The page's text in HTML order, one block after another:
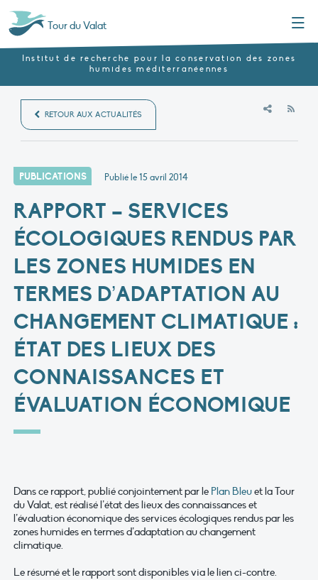
Tour du Valat
Institut de recherche pour la conservation des zones
humides méditerranéennes
RETOUR AUX ACTUALITÉS
PUBLICATIONS Publié le15 avril 2014
RAPPORT – SERVICES
ÉCOLOGIQUES RENDUS PAR
LES ZONES HUMIDES EN
TERMES D’ADAPTATION AU
CHANGEMENT CLIMATIQUE :
ÉTAT DES LIEUX DES
CONNAISSANCES ET
ÉVALUATION ÉCONOMIQUE
Dans ce rapport, publié conjointement par le Plan Bleuet la Tour
du Valat, est réalisé l’état des lieux des connaissances et
l’évaluation économique des services écologiques rendus par les
zones humides en termes d’adaptation au changement
climatique.
Le résumé et le rapport sont disponibles via le lien ci-contre.